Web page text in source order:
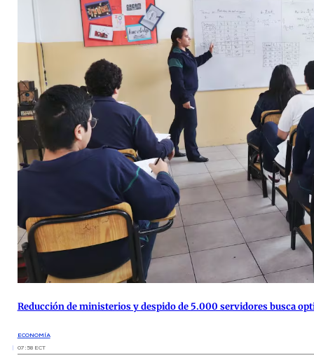
Reducción de ministerios y despido de 5.000 servidores busca
ECONOMÍA
07:58 ECT